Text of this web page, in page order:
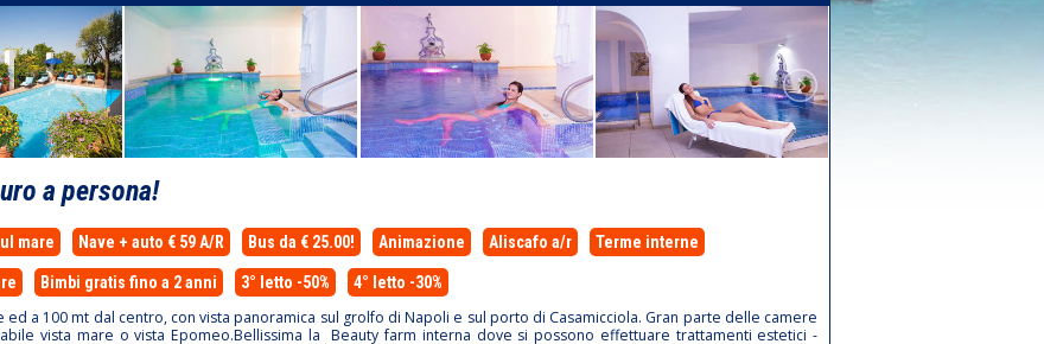
a persona!
mare Nave + auto € 59 A/R Bus da € 25.00! Animazione Aliscafo a/r Terme interne
Bimbi gratis fino a 2 anni 3° letto -50% 4° letto -30%
a 100 mt dal centro, con vista panoramica sul grolfo di Napoli e sul porto di Casamicciola. Gran parte delle camere
vista mare o vista Epomeo.Bellissima la Beauty farm interna dove si possono effettuare trattamenti estetici -